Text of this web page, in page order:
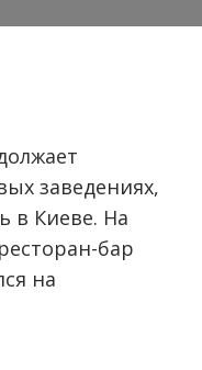
заведениях,
в Киеве. На
бар
на